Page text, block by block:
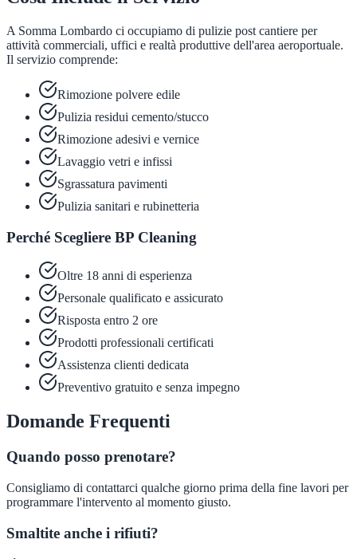
A Somma Lombardo ci occupiamo di pulizie post cantiere per
attività commerciali, uffici e realtà produttive dell'area aeroportuale.
Il servizio comprende:
Rimozione polvere edile
Pulizia residui cemento/stucco
Rimozione adesivi e vernice
Lavaggio vetri e infissi
Sgrassatura pavimenti
Pulizia sanitari e rubinetteria
Perché Scegliere BP Cleaning
Oltre 18 anni di esperienza
Personale qualificato e assicurato
Risposta entro 2 ore
Prodotti professionali certificati
Assistenza clienti dedicata
Preventivo gratuito e senza impegno
Domande Frequenti
Quando posso prenotare?
Consigliamo di contattarci qualche giorno prima della fine lavori per
programmare l'intervento al momento giusto.
Smaltite anche i rifiuti?